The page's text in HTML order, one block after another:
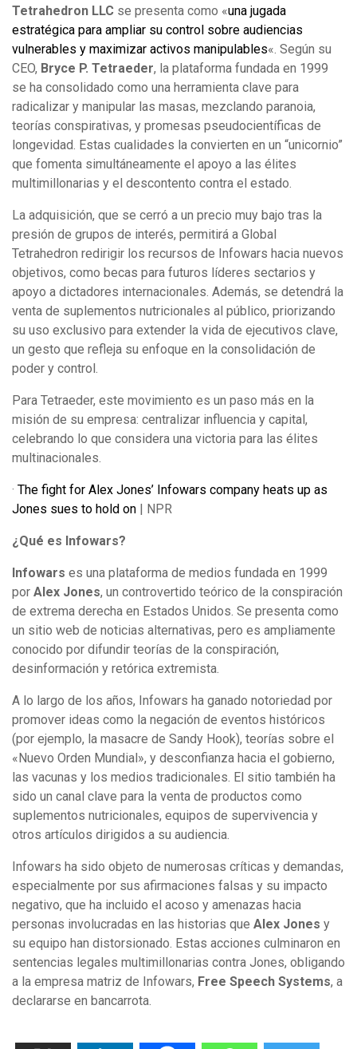
Tetrahedron LLC se presenta como «una jugada
estratégica para ampliar su control sobre audiencias
vulnerables y maximizar activos manipulables«. Según su
CEO, Bryce P. Tetraeder, la plataforma fundada en 1999
se ha consolidado como una herramienta clave para
radicalizar y manipular las masas, mezclando paranoia,
teorías conspirativas, y promesas pseudocientíficas de
longevidad. Estas cualidades la convierten en un “unicornio”
que fomenta simultáneamente el apoyo a las élites
multimillonarias y el descontento contra el estado.
La adquisición, que se cerró a un precio muy bajo tras la
presión de grupos de interés, permitirá a Global
Tetrahedron redirigir los recursos de Infowars hacia nuevos
objetivos, como becas para futuros líderes sectarios y
apoyo a dictadores internacionales. Además, se detendrá la
venta de suplementos nutricionales al público, priorizando
su uso exclusivo para extender la vida de ejecutivos clave,
un gesto que refleja su enfoque en la consolidación de
poder y control.
Para Tetraeder, este movimiento es un paso más en la
misión de su empresa: centralizar influencia y capital,
celebrando lo que considera una victoria para las élites
multinacionales.
· The fight for Alex Jones’ Infowars company heats up as
Jones sues to hold on | NPR
¿Qué es Infowars?
Infowars es una plataforma de medios fundada en 1999
por Alex Jones, un controvertido teórico de la conspiración
de extrema derecha en Estados Unidos. Se presenta como
un sitio web de noticias alternativas, pero es ampliamente
conocido por difundir teorías de la conspiración,
desinformación y retórica extremista.
A lo largo de los años, Infowars ha ganado notoriedad por
promover ideas como la negación de eventos históricos
(por ejemplo, la masacre de Sandy Hook), teorías sobre el
«Nuevo Orden Mundial», y desconfianza hacia el gobierno,
las vacunas y los medios tradicionales. El sitio también ha
sido un canal clave para la venta de productos como
suplementos nutricionales, equipos de supervivencia y
otros artículos dirigidos a su audiencia.
Infowars ha sido objeto de numerosas críticas y demandas,
especialmente por sus afirmaciones falsas y su impacto
negativo, que ha incluido el acoso y amenazas hacia
personas involucradas en las historias que Alex Jones y
su equipo han distorsionado. Estas acciones culminaron en
sentencias legales multimillonarias contra Jones, obligando
a la empresa matriz de Infowars, Free Speech Systems, a
declararse en bancarrota.